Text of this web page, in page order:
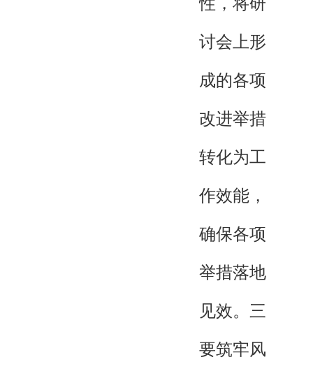
讨会上形
成的各项
改进举措
转化为工
作效能，
确保各项
举措落地
见效。三
要筑牢风